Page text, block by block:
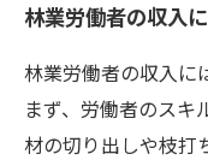
林業労働者の収入
林業労働者の収入に
まず、労働者のスキ
材の切り出しや枝打